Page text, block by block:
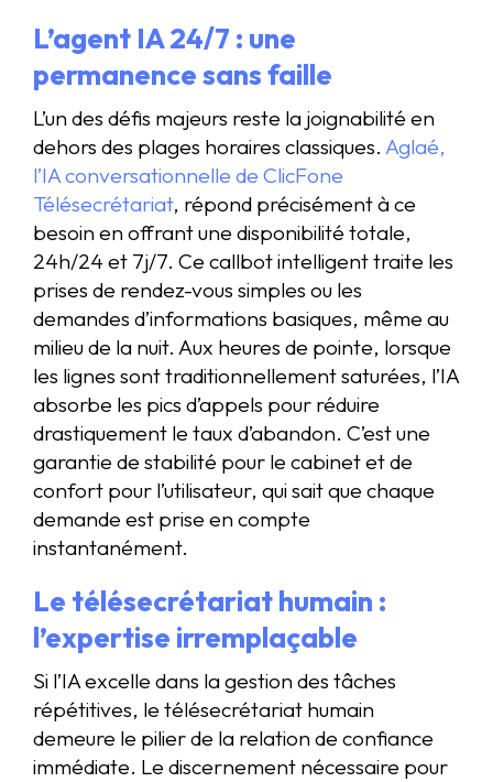
L’agent IA 24/7 : une
permanence sans faille
L’un des défis majeurs reste la joignabilité en
dehors des plages horaires classiques. Aglaé,
l’IA conversationnelle de ClicFone
Télésecrétariat, répond précisément à ce
besoin en offrant une disponibilité totale,
24h/24 et 7j/7. Ce callbot intelligent traite les
prises de rendez-vous simples ou les
demandes d’informations basiques, même au
milieu de la nuit. Aux heures de pointe, lorsque
les lignes sont traditionnellement saturées, l’IA
absorbe les pics d’appels pour réduire
drastiquement le taux d’abandon. C’est une
garantie de stabilité pour le cabinet et de
confort pour l’utilisateur, qui sait que chaque
demande est prise en compte
instantanément.
Le télésecrétariat humain :
l’expertise irremplaçable
Si l’IA excelle dans la gestion des tâches
répétitives, le télésecrétariat humain
demeure le pilier de la relation de confiance
immédiate. Le discernement nécessaire pour